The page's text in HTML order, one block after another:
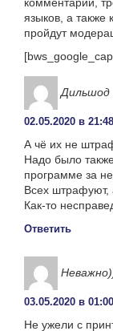
языков, а также
пройдут
Дильшод
02.05.2020 в 21:48
А чё их не
Надо было
программе за
Всех штрафуют,
Как-то
Ответить
03.05.2020 в 01:00
Не ужели с